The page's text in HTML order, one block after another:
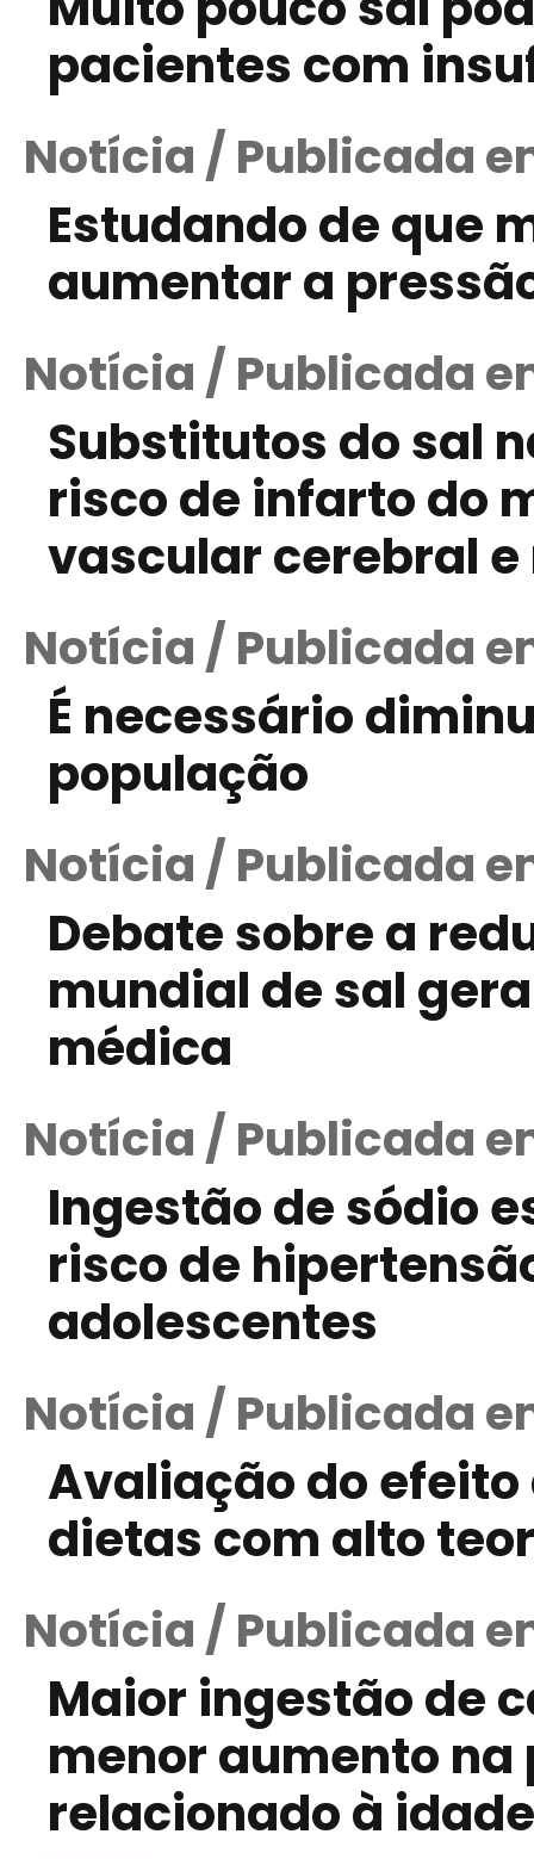
pacientes com
Notícia / Publicada
Estudando de que
aumentar a
Notícia / Publicada
Substitutos do sal
risco de infarto do
vascular cerebral
Notícia / Publicada
É necessário
população
Notícia / Publicada
Debate sobre a
mundial de sal
médica
Notícia / Publicada
Ingestão de sódio
risco de
adolescentes
Notícia / Publicada
Avaliação do
dietas com alto
Notícia / Publicada
Maior ingestão de
menor aumento
relacionado à idade